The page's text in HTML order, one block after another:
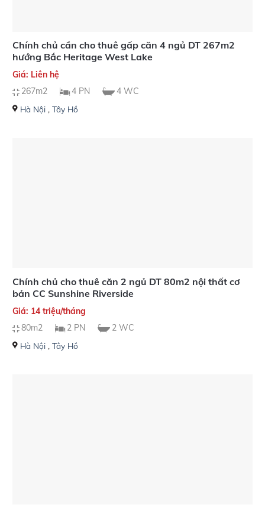
Chính chủ cần cho thuê gấp căn 4 ngủ DT 267m2
hướng Bắc Heritage West Lake
Giá: Liên hệ
267m2
4 PN 4 WC
Hà Nội, Tây Hồ
Chính chủ cho thuê căn 2 ngủ DT 80m2 nội thất cơ
bản CC Sunshine Riverside
Giá: 14 triệu/tháng
80m2
2 PN 2 WC
Hà Nội, Tây Hồ